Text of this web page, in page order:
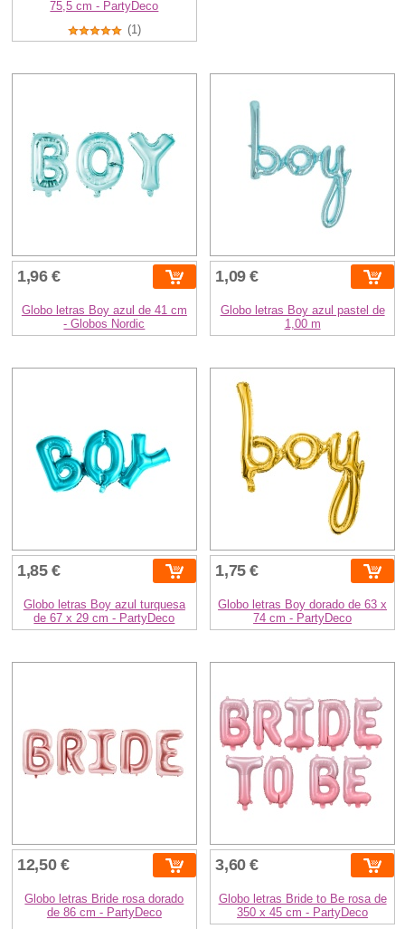
75,5 cm - PartyDeco
(1)
1,96 €
Globo letras Boy azul de 41 cm
- Globos Nordic
1,09 €
Globo letras Boy azul pastel de
1,00 m
1,85 €
Globo letras Boy azul turquesa
de 67 x 29 cm - PartyDeco
1,75 €
Globo letras Boy dorado de 63 x
74 cm - PartyDeco
12,50 €
Globo letras Bride rosa dorado
de 86 cm - PartyDeco
3,60 €
Globo letras Bride to Be rosa de
350 x 45 cm - PartyDeco